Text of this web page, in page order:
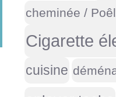
cheminée /
Cigarette
cuisine